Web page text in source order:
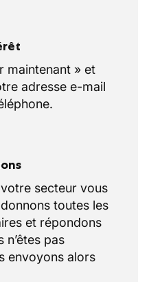
maintenant » et
adresse e-mail
secteur vous
toutes les
et répondons
n’êtes pas
envoyons alors